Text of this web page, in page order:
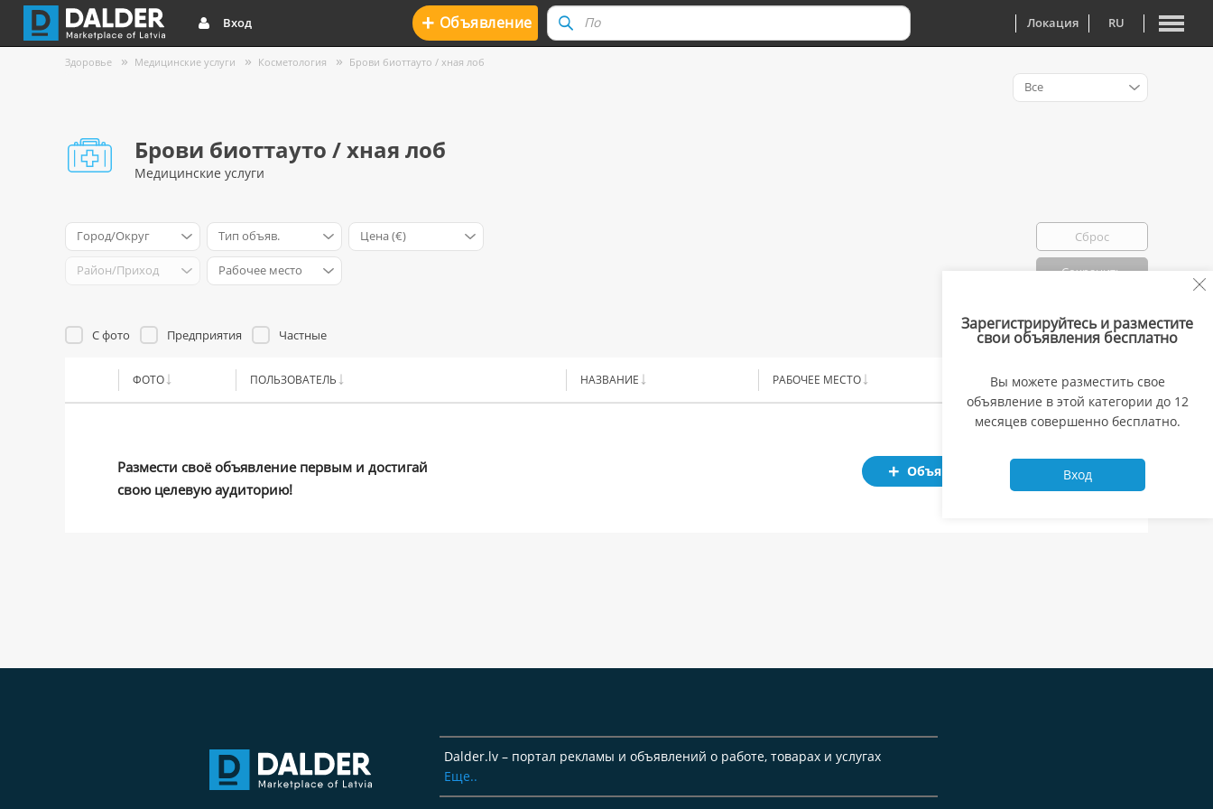
Вход + Oбъявление Локация RU
Здоровье Медицинские услуги Косметология Брови биоттауто / хная лоб
Брови биоттауто / хная лоб
Медицинские услуги
Город/Округ Тип объяв. Цена (€)
Район/Приход Рабочее место
Сброс
Сохранить
Все
С фото Предприятия Частные Избранно: 0
ФОТО ПОЛЬЗОВАТЕЛЬ НАЗВАНИЕ РАБОЧЕЕ МЕСТО ЦЕНА
Размести своё объявление первым и достигай
свою целевую аудиторию!
Объявление
Зарегистрируйтесь и разместите
свои объявления бесплатно
Вы можете разместить свое
объявление в этой категории до 12
месяцев совершенно бесплатно.
Вход
Dalder.lv – портал рекламы и объявлений о работе, товарах и услугах
Еще..